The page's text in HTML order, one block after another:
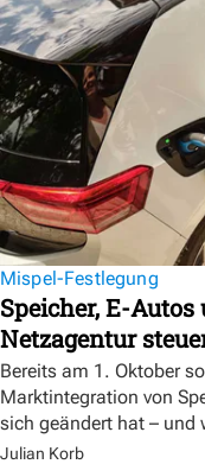
Mispel-Festlegung
Speicher, E-
Netzagentur
Bereits am 1. Oktober
Marktintegration von
sich geändert hat – und
Julian Korb